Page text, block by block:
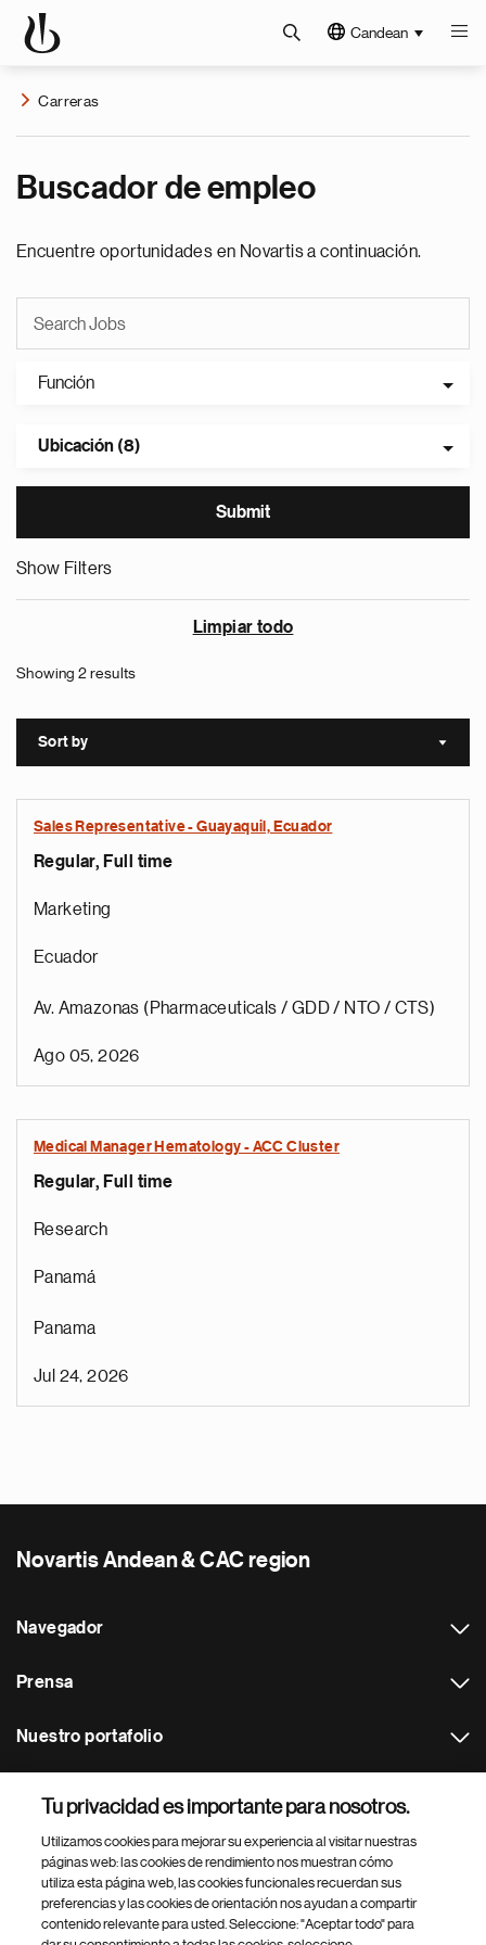
Candean
Carreras
Buscador de empleo
Encuentre oportunidades en Novartis a continuación.
Función
Ubicación (8)
Show Filters
Limpiar todo
Showing 2 results
Sort by Sort
Sales Representative - Guayaquil, Ecuador
Regular, Full time
Marketing
Ecuador
Av. Amazonas (Pharmaceuticals / GDD / NTO / CTS)
Ago 05, 2026
Medical Manager Hematology - ACC Cluster
Regular, Full time
Research
Panamá
Panama
Jul 24, 2026
Novartis Andean & CAC region
Navegador
Prensa
Nuestro portafolio
Footer Site Search
Tu privacidad es importante para nosotros.
Utilizamos cookies para mejorar su experiencia al visitar nuestras
páginas web: las cookies de rendimiento nos muestran cómo
utiliza esta página web, las cookies funcionales recuerdan sus
preferencias y las cookies de orientación nos ayudan a compartir
contenido relevante para usted. Seleccione: "Aceptar todo" para